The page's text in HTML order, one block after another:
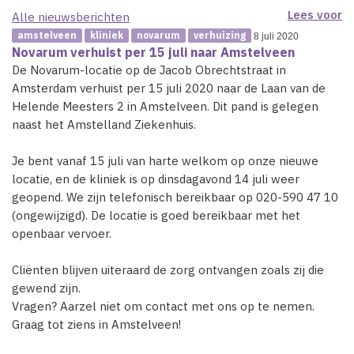
Lees voor
Alle nieuwsberichten
amstelveen kliniek novarum verhuizing 8 juli 2020
Novarum verhuist per 15 juli naar Amstelveen
De Novarum-locatie op de Jacob Obrechtstraat in
Amsterdam verhuist per 15 juli 2020 naar de Laan van de
Helende Meesters 2 in Amstelveen. Dit pand is gelegen
naast het Amstelland Ziekenhuis.
Je bent vanaf 15 juli van harte welkom op onze nieuwe
locatie, en de kliniek is op dinsdagavond 14 juli weer
geopend. We zijn telefonisch bereikbaar op 020-590 47 10
(ongewijzigd). De locatie is goed bereikbaar met het
openbaar vervoer.
Cliënten blijven uiteraard de zorg ontvangen zoals zij die
gewend zijn.
Vragen? Aarzel niet om contact met ons op te nemen.
Graag tot ziens in Amstelveen!